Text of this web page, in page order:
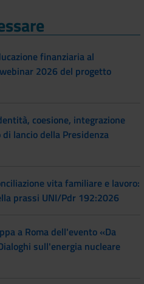
finanziaria al
2026 del progetto
coesione, integrazione
lancio della Presidenza
vita familiare e lavoro:
prassi UNI/Pdr 192:2026
a Roma dell'evento «Da
sull'energia nucleare